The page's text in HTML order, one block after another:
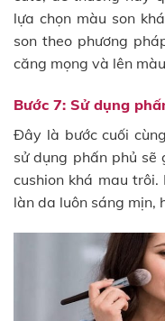
lựa chọn màu son
son theo phương
căng mọng và lên
Bước 7: Sử dụng
Đây là bước cuối
sử dụng phấn phủ sẽ
cushion khá mau
làn da luôn sáng mịn,